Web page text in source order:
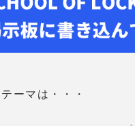
ーマは・・・